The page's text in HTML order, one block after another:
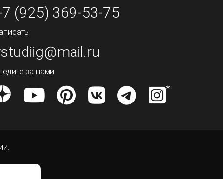
(925) 369-53-75
за нами